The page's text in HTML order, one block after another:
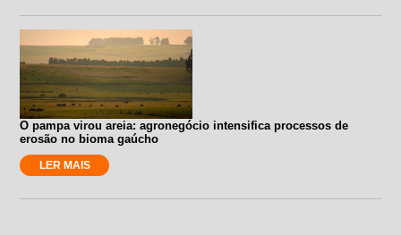
O pampa virou areia: agronegócio intensifica processos de
erosão no bioma gaúcho
LER MAIS